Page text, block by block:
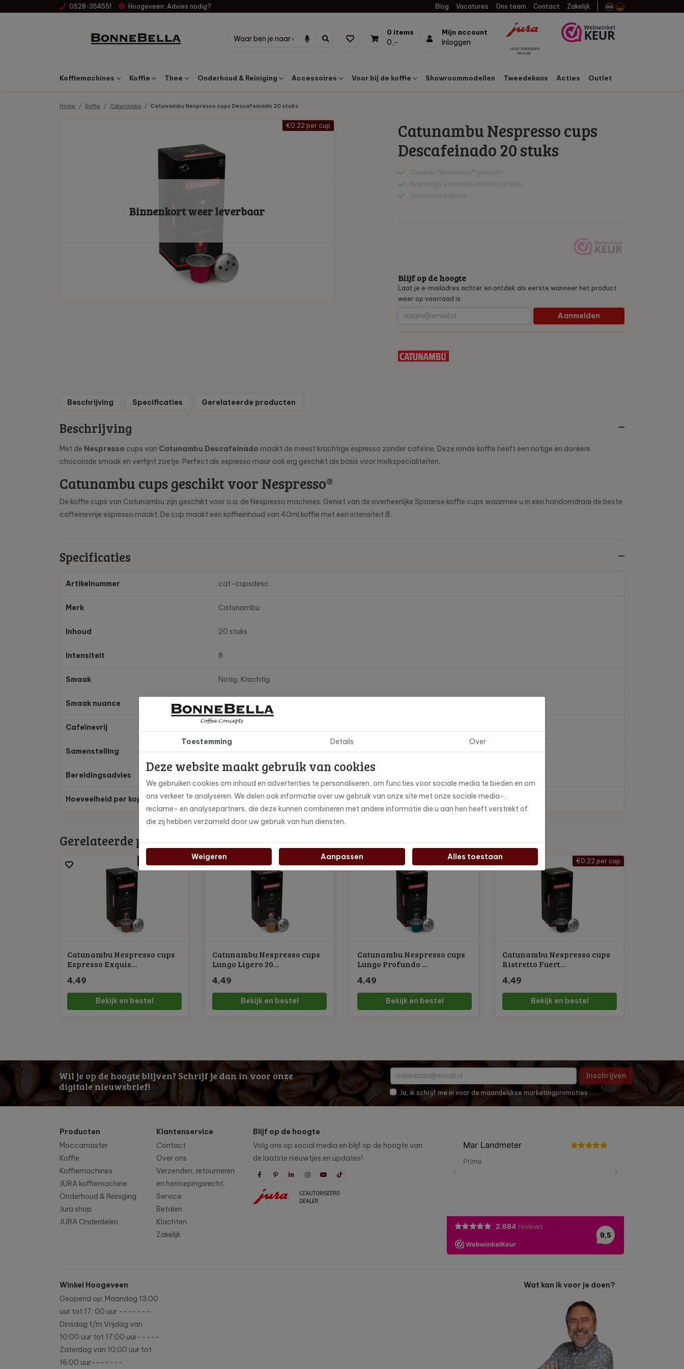
0528-354551 Hoogeveen: Advies nodig? Blog Vacatures Ons team Contact Zakelijk
0 items
0,-
Mijn account
Inloggen
Koffiemachines Koffie Thee Onderhoud & Reiniging Accessoires Voor bij de koffie Showroommodellen Tweedekans Acties Outlet
Home Koffie Catunambu Catunambu Nespresso cups Descafeinado 20 stuks
Catunambu Nespresso cups
Descafeinado 20 stuks
Blijf op de hoogte
Laat je e-mailadres achter en ontdek als eerste wanneer het product
weer op voorraad is.
Aanmelden
€0,22 per cup
Binnenkort weer leverbaar
Beschrijving Specificaties Gerelateerde producten
Beschrijving
Met de Nespresso cups van Catunambu Descafeinado maakt de meest krachtige espresso zonder cafeïne. Deze ronde koffie heeft een notige en donkere
chocolade smaak en verfijnt zoetje. Perfect als espresso maar ook erg geschikt als basis voor melkspecialiteiten.
Catunambu cups geschikt voor Nespresso®
De koffie cups van Catunambu zijn geschikt voor o.a. de Nespresso machines. Geniet van de overheerlijke Spaanse koffie cups waarmee u in een handomdraai de beste
caffeinevrije espresso maakt. De cup maakt een koffieinhoud van 40ml koffie met een intensiteit 8.
Specificaties
Artikelnummer cat-cupsdesc
Merk Catunambu
Inhoud 20 stuks
Intensiteit 8
Smaak Notig, Krachtig
Smaak nuance Chocolade
Cafeïnevrij
Samenstelling Blend
Bereidingsadvies Gedecafeïneerde Espresso
Hoeveelheid per kop 40ml
Gerelateerde producten
Catunambu Nespresso cups
Espresso Exquis...
4,49
Bekijk en bestel
€0,22 per cup
Catunambu Nespresso cups
Lungo Ligero 20...
4,49
Bekijk en bestel
€0,22 per cup
Catunambu Nespresso cups
Lungo Profundo ...
4,49
Bekijk en bestel
€0,22 per cup
Catunambu Nespresso cups
Ristretto Fuert...
4,49
Bekijk en bestel
Wil je op de hoogte blijven? Schrijf je dan in voor onze
digitale nieuwsbrief!
Inschrijven
Ja, ik schrijf me in voor de maandelijkse marketingpromoties
Producten
Moccamaster
Koffie
Koffiemachines
JURA koffiemachine
Onderhoud & Reiniging
Jura shop
JURA Onderdelen
Klantenservice
Contact
Over ons
Verzenden, retourneren
en herroepingsrecht.
Service
Betalen
Klachten
Zakelijk
Blijf op de hoogte
Volg ons op social media en blijf op de hoogte van
de laatste nieuwtjes en updates!
Winkel Hoogeveen
Geopend op: Maandag 13:00
uur tot 17: 00 uur -------
Dinsdag t/m Vrijdag van
10:00 uur tot 17:00 uur-----
Zaterdag van 10:00 uur tot
16:00 uur-------
Wat kan ik voor je doen?
Toestemming Details Over
Deze website maakt gebruik van cookies
We gebruiken cookies om inhoud en advertenties te personaliseren, om functies voor sociale media te bieden en om
ons verkeer te analyseren. We delen ook informatie over uw gebruik van onze site met onze sociale media-,
reclame- en analysepartners, die deze kunnen combineren met andere informatie die u aan hen heeft verstrekt of
die zij hebben verzameld door uw gebruik van hun diensten.
Weigeren Aanpassen Alles toestaan